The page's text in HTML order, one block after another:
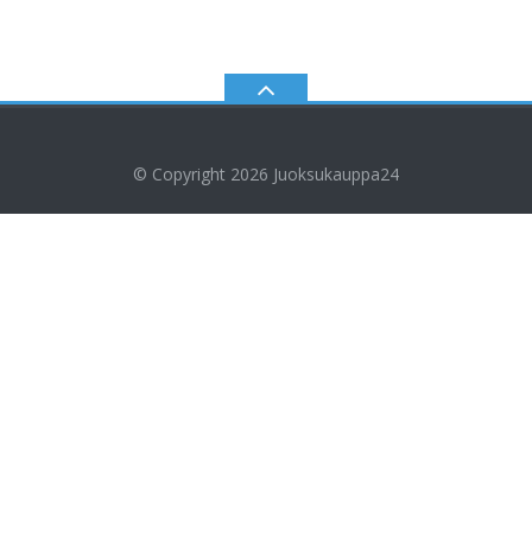
© Copyright 2026 Juoksukauppa24